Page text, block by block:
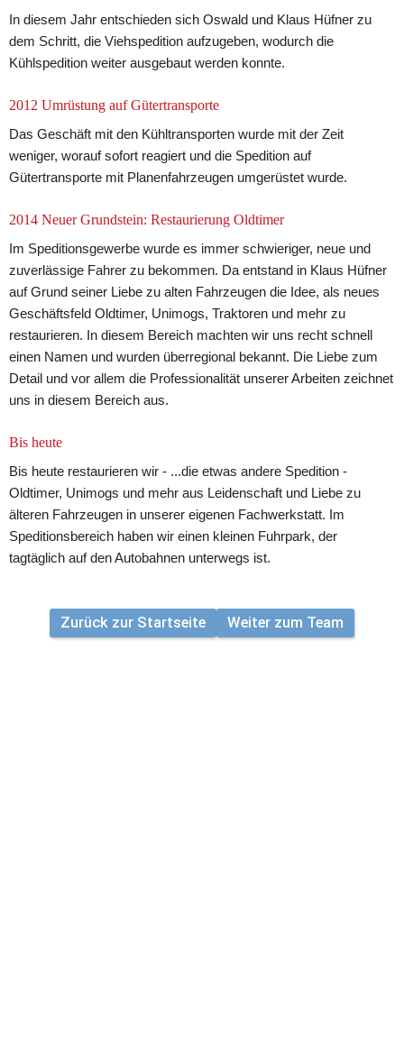
In diesem Jahr entschieden sich Oswald und Klaus Hüfner zu
dem Schritt, die Viehspedition aufzugeben, wodurch die
Kühlspedition weiter ausgebaut werden konnte.
2012 Umrüstung auf Gütertransporte
Das Geschäft mit den Kühltransporten wurde mit der Zeit
weniger, worauf sofort reagiert und die Spedition auf
Gütertransporte mit Planenfahrzeugen umgerüstet wurde.
2014 Neuer Grundstein: Restaurierung Oldtimer
Im Speditionsgewerbe wurde es immer schwieriger, neue und
zuverlässige Fahrer zu bekommen. Da entstand in Klaus Hüfner
auf Grund seiner Liebe zu alten Fahrzeugen die Idee, als neues
Geschäftsfeld Oldtimer, Unimogs, Traktoren und mehr zu
restaurieren. In diesem Bereich machten wir uns recht schnell
einen Namen und wurden überregional bekannt. Die Liebe zum
Detail und vor allem die Professionalität unserer Arbeiten zeichnet
uns in diesem Bereich aus.
Bis heute
Bis heute restaurieren wir - ...die etwas andere Spedition -
Oldtimer, Unimogs und mehr aus Leidenschaft und Liebe zu
älteren Fahrzeugen in unserer eigenen Fachwerkstatt. Im
Speditionsbereich haben wir einen kleinen Fuhrpark, der
tagtäglich auf den Autobahnen unterwegs ist.
Zurück zur Startseite Weiter zum Team